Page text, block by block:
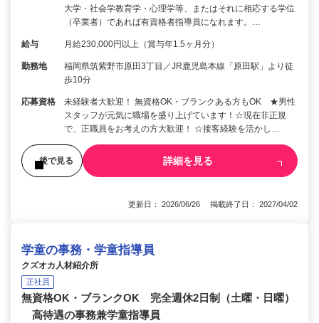
大学・社会学教育学・心理学等、またはそれに相応する学位
（卒業者）であれば有資格者指導員になれます。…
給与 月給230,000円以上（賞与年1.5ヶ月分）
勤務地
福岡県筑紫野市原田3丁目／JR鹿児島本線「原田駅」より徒
歩10分
応募資格
未経験者大歓迎！ 無資格OK・ブランクある方もOK ★男性
スタッフが元気に職場を盛り上げています！☆現在非正規
で、正職員をお考えの方大歓迎！ ☆接客経験を活かし…
後で見る 詳細を見る
更新日： 2026/06/26 掲載終了日： 2027/04/02
学童の事務・学童指導員
クズオカ人材紹介所
正社員
無資格OK・ブランクOK 完全週休2日制（土曜・日曜）
高待遇の事務兼学童指導員